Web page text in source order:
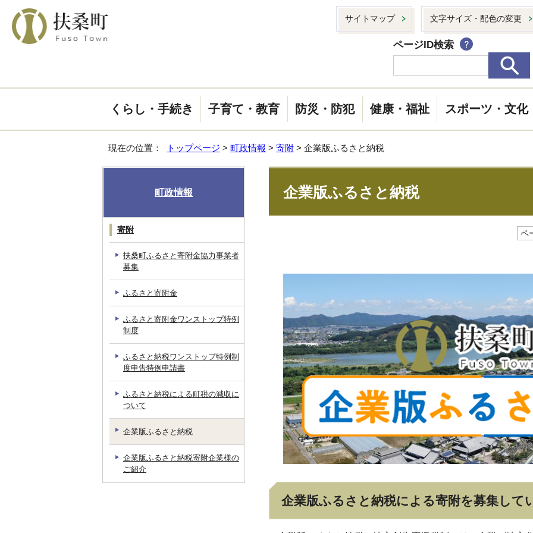
サイトマップ 文字サイズ・配色の変更
ページID検索
くらし・手続き 子育て・教育 防災・防犯 健康・福祉 スポーツ・文化
現在の位置： トップページ > 町政情報 > 寄附 > 企業版ふるさと納税
企業版ふるさと納税
ペ
企業版ふるさと納税による寄附を募集して
町政情報
寄附
扶桑町ふるさと寄附金協力事業者
募集
ふるさと寄附金
ふるさと寄附金ワンストップ特例
制度
ふるさと納税ワンストップ特例制
度申告特例申請書
ふるさと納税による町税の減収に
ついて
企業版ふるさと納税
企業版ふるさと納税寄附企業様の
ご紹介